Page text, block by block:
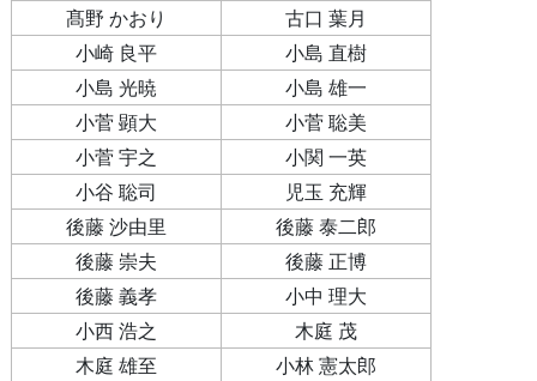
髙野 かおり
古口 葉月
小崎 良平
小島 直樹
小島 光暁
小島 雄一
小菅 顕大
小菅 聡美
小菅 宇之
小関 一英
小谷 聡司
児玉 充輝
後藤 沙由里
後藤 泰二郎
後藤 崇夫
後藤 正博
後藤 義孝
小中 理大
小西 浩之
木庭 茂
木庭 雄至
小林 憲太郎